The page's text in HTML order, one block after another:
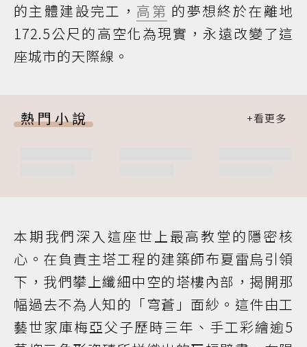
的主體建設完工， 高第 的夢想終於在離地
172.5公尺的高空化為現實，永遠改變了這
座城市的天際線。
熱門小說
本期我們深入這座世上最高教堂的隱密核
心。在負責主塔工程的建築師布夏雷烏引領
下，我們攀上纖細中空的塔樓內部，揭開那
幅過去不為人知的「穹蒼」面紗。這件由工
藝世家庫梅亞父子歷時三年、手工彩繪逾5